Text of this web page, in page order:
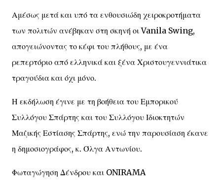
Αμέσως μετά και υπό τα ενθουσιώδη χειροκροτήματα
των πολιτών ανέβηκαν στη σκηνή οι Vanila Swing,
απογειώνοντας το κέφι του πλήθους, με ένα
ρεπερτόριο από ελληνικά και ξένα Χριστουγεννιάτικα
τραγούδια και όχι μόνο.
Η εκδήλωση έγινε με τη βοήθεια του Εμπορικού
Συλλόγου Σπάρτης και του Συλλόγου Ιδιοκτητών
Μαζικής Εστίασης Σπάρτης, ενώ την παρουσίαση έκανε
η δημοσιογράφος, κ. Όλγα Αντωνίου.
Φωταγώγηση Δένδρου και ONIRAMA